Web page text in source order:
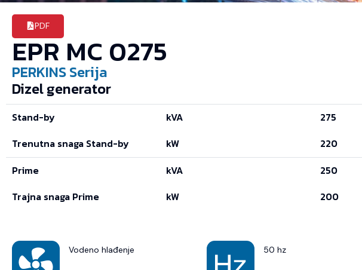
PDF
EPR MC 0275
PERKINSSerija
Dizel generator
Stand-by kVA
275
Trenutna snaga Stand-by
kW
220
Prime
kVA
250
Trajna snaga Prime
kW 200
Vodeno hlađenje 50 hz